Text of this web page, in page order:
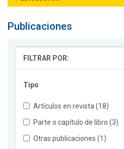
Publicaciones
FILTRAR POR:
Tipo
Artículos en revista (18)
Parte o capítulo de libro (3)
Otras publicaciones (1)